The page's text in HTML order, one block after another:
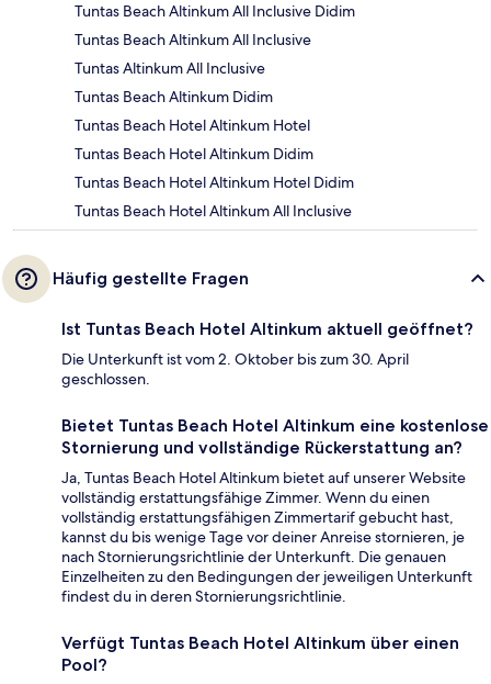
Tuntas Beach Altinkum All Inclusive Didim
Tuntas Beach Altinkum All Inclusive
Tuntas Altinkum All Inclusive
Tuntas Beach Altinkum Didim
Tuntas Beach Hotel Altinkum Hotel
Tuntas Beach Hotel Altinkum Didim
Tuntas Beach Hotel Altinkum Hotel Didim
Tuntas Beach Hotel Altinkum All Inclusive
Häufig gestellte Fragen
Ist Tuntas Beach Hotel Altinkum aktuell geöffnet?
Die Unterkunft ist vom 2. Oktober bis zum 30. April
geschlossen.
Bietet Tuntas Beach Hotel Altinkum eine kostenlose
Stornierung und vollständige Rückerstattung an?
Ja, Tuntas Beach Hotel Altinkum bietet auf unserer Website
vollständig erstattungsfähige Zimmer. Wenn du einen
vollständig erstattungsfähigen Zimmertarif gebucht hast,
kannst du bis wenige Tage vor deiner Anreise stornieren, je
nach Stornierungsrichtlinie der Unterkunft. Die genauen
Einzelheiten zu den Bedingungen der jeweiligen Unterkunft
findest du in deren Stornierungsrichtlinie.
Verfügt Tuntas Beach Hotel Altinkum über einen
Pool?